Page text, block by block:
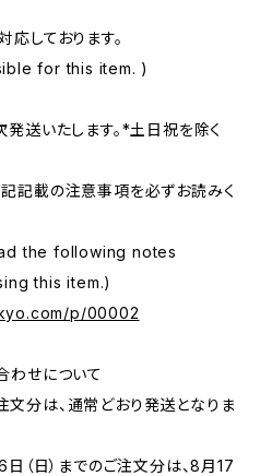
応しております。
for this item. )
送いたします。*土日祝を除く
記載の注意事項を必ずお読みく
the following notes
this item.)
p/00002
わせについて
文分は、通常どおり発送となりま
（日）までのご注文分は、8月17